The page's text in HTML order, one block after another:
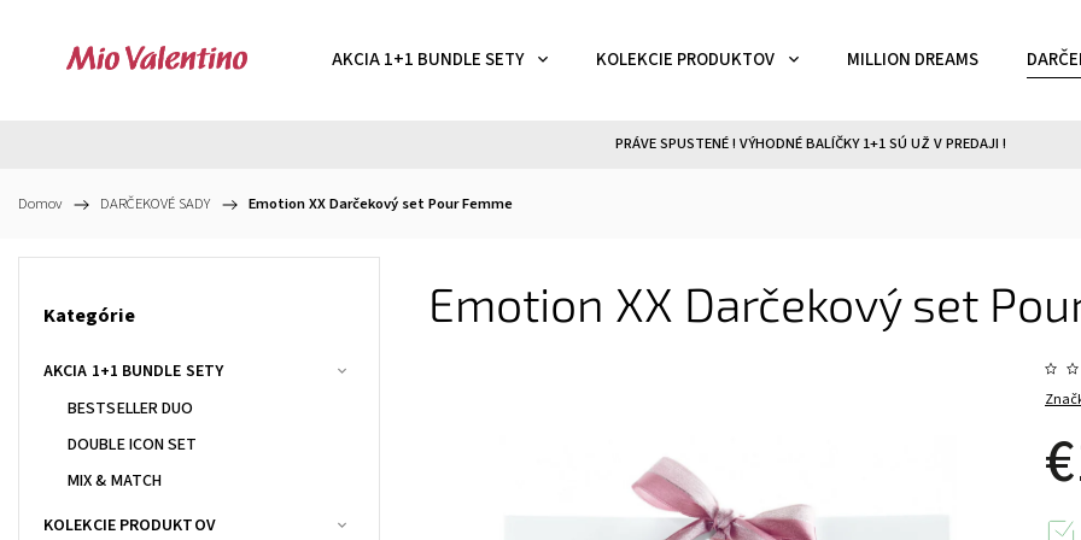
AKCIA 1+1 BUNDLE SETY KOLEKCIE PRODUKTOV MILLION DREAMS
PRÁVE SPUSTENÉ ! VÝHODNÉ BALÍČKY 1+1 SÚ UŽ V PREDAJI !
Domov / DARČEKOVÉ SADY / Emotion XX Darčekový set Pour Femme
Kategórie
AKCIA 1+1 BUNDLE SETY
BESTSELLER DUO
DOUBLE ICON SET
MIX & MATCH
KOLEKCIE PRODUKTOV
Emotion XX Darčekový set